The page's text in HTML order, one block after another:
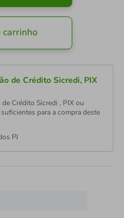
carrinho
de Crédito Sicredi, PIX
Crédito Sicredi , PIX ou
para a compra deste
PJ